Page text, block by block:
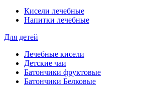
Кисели лечебные
Напитки лечебные
Для детей
Лечебные кисели
Детские чаи
Батончики фруктовые
Батончики Белковые